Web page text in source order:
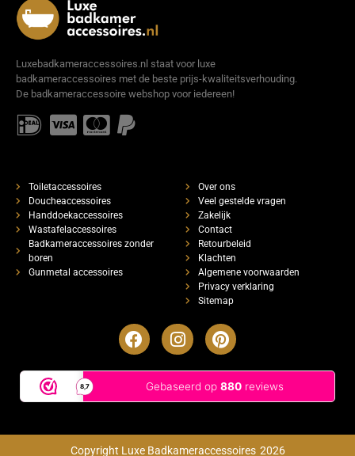
Luxebadkameraccessoires.nl staat voor luxe
badkameraccessoires met de beste prijs-kwaliteitsverhouding.
De badkameraccessoire webshop voor iedereen!
Toiletaccessoires
Doucheaccessoires
Handdoekaccessoires
Wastafelaccessoires
Badkameraccessoires zonder
boren
Gunmetal accessoires
Over ons
Veel gestelde vragen
Zakelijk
Contact
Retourbeleid
Klachten
Algemene voorwaarden
Privacy verklaring
Sitemap
Copyright Luxe Badkameraccessoires 2026